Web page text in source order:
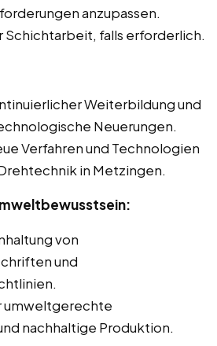
anzupassen.
Schichtarbeit, falls erforderlich.
Weiterbildung und
Neuerungen.
Verfahren und Technologien
in Metzingen.
von
und
umweltgerechte
nachhaltige Produktion.